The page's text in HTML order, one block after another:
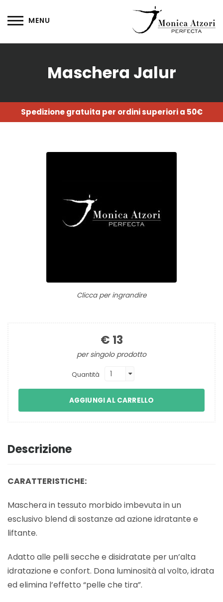
Maschera Jalur
Spedizione gratuita per ordini superiori a 50€
Clicca per ingrandire
€ 13
per singolo prodotto
Quantità
AGGIUNGI AL CARRELLO
Descrizione
CARATTERISTICHE:
Maschera in tessuto morbido imbevuta in un
esclusivo blend di sostanze ad azione idratante e
liftante.
Adatto alle pelli secche e disidratate per un’alta
idratazione e confort. Dona luminosità al volto, idrata
ed elimina l’effetto “pelle che tira”.